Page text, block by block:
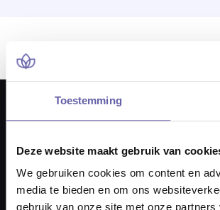
Toestemming
Deze website maakt gebruik van
We gebruiken cookies om content en
media te bieden en om ons
gebruik van onze site met onze
Pieter Braaijweg 203
1114 AJ Amsterdam